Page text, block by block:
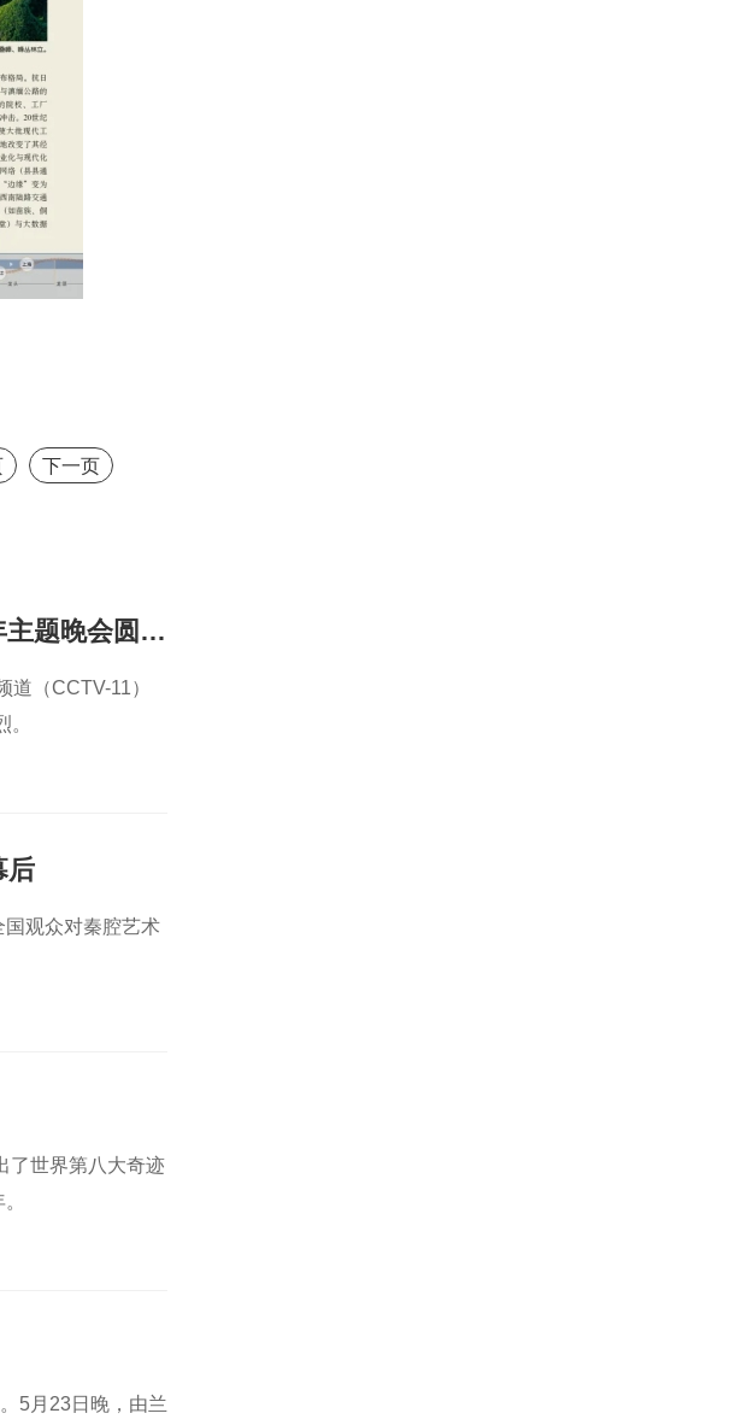
下一页
“越韵华光·百廿流芳”纪念越剧诞生120周年主题晚会圆满播出
（CCTV-11）
后
观众对秦腔艺术
了世界第八大奇迹
5月23日晚，由兰